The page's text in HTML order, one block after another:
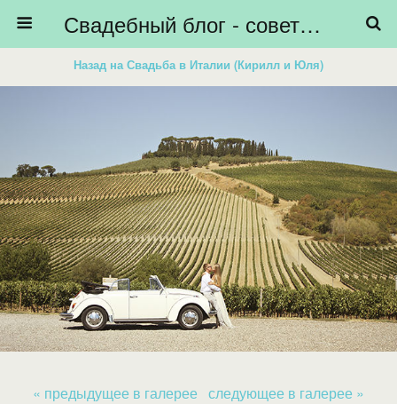
Свадебный блог - советы невестам, подготовка к свадьбе - HiBride
Назад на Свадьба в Италии (Кирилл и Юля)
« предыдущее в галерее следующее в галерее »